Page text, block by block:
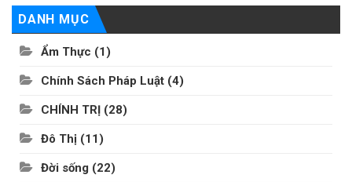
DANH MỤC
Ẩm Thực (1)
Chính Sách Pháp Luật (4)
CHÍNH TRỊ (28)
Đô Thị (11)
Đời sống (22)